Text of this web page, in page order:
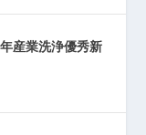
産業洗浄優秀新